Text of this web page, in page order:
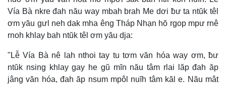
Vía Bà nkre đah nău way mbah brah Me dơi ƀư ta ntŭk têl
ơm yău gưl neh dak mha êng Tháp Nhạn hŏ rgop mpư rnê
rnoh khlay bah ntŭk têl ơm yău dja:
"Lễ Vía Bà nê lah nthoi tay tu tơm văn hóa way ơm, ƀư
ntŭk nsing khlay gay he gŭ mĭn nău tâm rlai lăp đah ăp
jâng văn hóa, đah ăp nsum mpôl nuĭh tâm kăl e. Nău mât